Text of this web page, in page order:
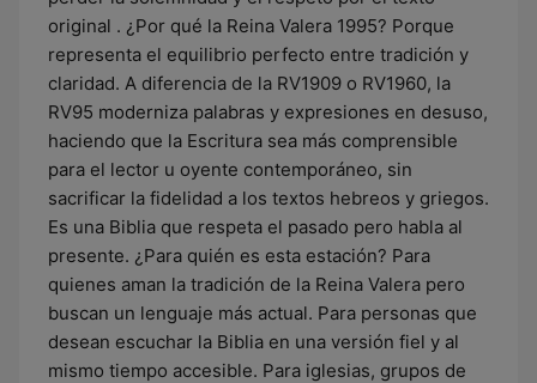
original . ¿Por qué la Reina Valera 1995? Porque
representa el equilibrio perfecto entre tradición y
claridad. A diferencia de la RV1909 o RV1960, la
RV95 moderniza palabras y expresiones en desuso,
haciendo que la Escritura sea más comprensible
para el lector u oyente contemporáneo, sin
sacrificar la fidelidad a los textos hebreos y griegos.
Es una Biblia que respeta el pasado pero habla al
presente. ¿Para quién es esta estación? Para
quienes aman la tradición de la Reina Valera pero
buscan un lenguaje más actual. Para personas que
desean escuchar la Biblia en una versión fiel y al
mismo tiempo accesible. Para iglesias, grupos de